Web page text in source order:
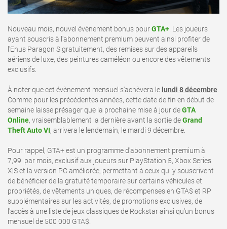
Nouveau mois, nouvel évènement bonus pourGTA+ . Les joueurs
ayant souscris à l'abonnement premium peuvent ainsi profiter de
l'Enus Paragon S gratuitement, des remises sur des appareils
aériens de luxe, des peintures caméléon ou encore des vêtements
exclusifs.
À noter que cet évènement mensuel s'achèvera le lundi 8 décembre
Comme pour les précédentes années, cette date de fin en début de
semaine laisse présager que la prochaine mise à jour deGTA
Online, vraisemblablement la dernière avant la sortie deGrand
Theft Auto VI, arrivera le lendemain, le mardi 9 décembre.
Pour rappel, GTA+ est un programme d'abonnement premium à
7,99  par mois, exclusif aux joueurs sur PlayStation 5, Xbox Series
X|S et la version PC améliorée, permettant à ceux qui y souscrivent
de bénéficier de la gratuité temporaire sur certains véhicules et
propriétés, de vêtements uniques, de récompenses en GTA$ et RP
supplémentaires sur les activités, de promotions exclusives, de
l'accès à une liste de jeux classiques de Rockstar ainsi qu'un bonus
mensuel de 500 000 GTA$.